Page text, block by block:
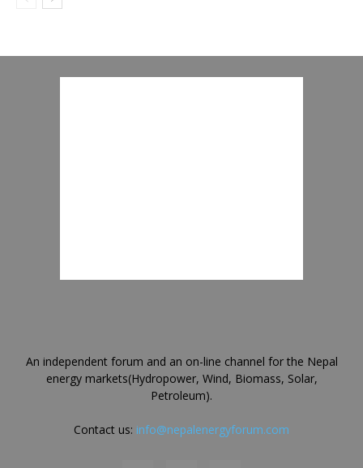
An independent forum and an on-line channel for the Nepal
energy markets(Hydropower, Wind, Biomass, Solar,
Petroleum).
Contact us: info@nepalenergyforum.com